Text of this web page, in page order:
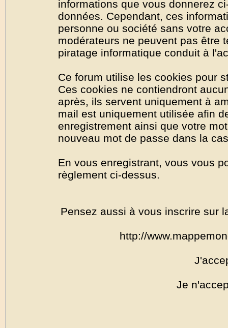
informations que vous donnerez
données. Cependant, ces
personne ou société sans votre
modérateurs ne peuvent pas être
piratage informatique conduit à
Ce forum utilise les cookies pour
Ces cookies ne contiendront
après, ils servent uniquement à
mail est uniquement utilisée afin
enregistrement ainsi que votre
nouveau mot de passe dans la
En vous enregistrant, vous vous
règlement ci-dessus.
Pensez aussi à vous inscrire sur
http://
Je